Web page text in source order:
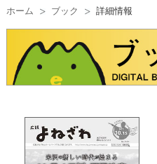
ホーム ブック 詳細情報
市町村
このサイトについて